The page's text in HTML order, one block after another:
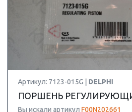
Артикул: 7123-015G | DELPHI
ПОРШЕНЬ
Вы искали артикул F00N202661